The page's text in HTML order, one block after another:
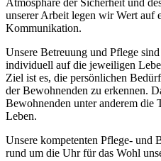
unserer Arbeit legen wir Wert auf
Kommunikation.
Unsere Betreuung und Pflege
individuell auf die jeweiligen
Ziel ist es, die persönlichen
der Bewohnenden zu erkennen.
Bewohnenden unter anderem die
Leben.
Unsere kompetenten Pflege- und
rund um die Uhr für das Wohl